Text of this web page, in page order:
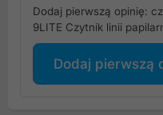
Dodaj pierwszą opinię:
9LITE Czytnik linii
Dodaj pierwszą